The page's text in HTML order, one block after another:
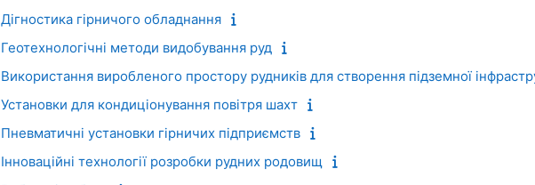
Дігностика гірничого обладнання
Геотехнологічні методи видобування руд
Використання виробленого простору рудників для створення підземної
Установки для кондиціонування повітря шахт
Пневматичні установки гірничих підприємств
Інноваційні технології розробки рудних родовищ